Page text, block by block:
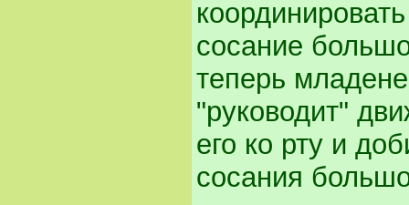
сосание
теперь
"руководит"
его ко рту и
сосания